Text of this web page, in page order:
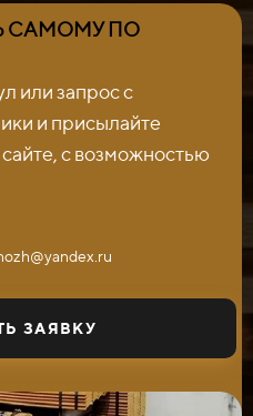
САМОМУ ПО
или запрос с
и присылайте
с возможностью
ЗАЯВКУ